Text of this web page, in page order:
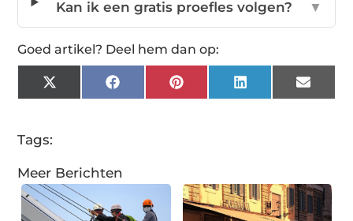
Kan ik een gratis proefles volgen? ▼
Goed artikel? Deel hem dan op:
X
(Twitter)
FacebookPinterestLinkedInEmail
Tags:
Meer Berichten